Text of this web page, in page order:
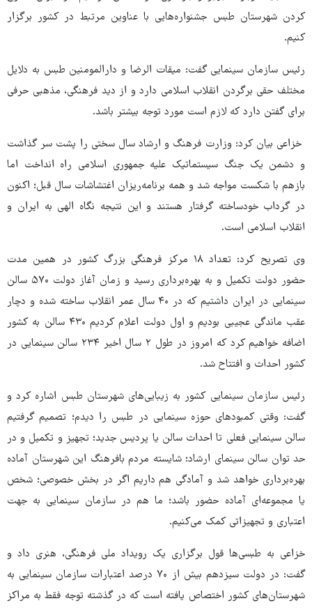
کردن شهرستان طبس جشنواره‌هایی با عناوین مرتبط در کشور برگزار
کنیم.
رئیس سازمان سینمایی ‌گفت: میقات الرضا و دارالمومنین طبس به دلایل
مختلف حقی برگردن انقلاب اسلامی دارد و از دید فرهنگی، مذهبی حرفی
برای گفتن دارد که لازم است مورد توجه بیشتر باشد.
خزاعی بیان کرد: وزارت فرهنگ و ارشاد سال سختی را پشت سر گذاشت
و دشمن یک جنگ سیستماتیک علیه جمهوری اسلامی راه انداخت اما
بازهم با شکست مواجه شد و همه برنامه‌ریزان اغتشاشات سال قبل؛ اکنون
در گرداب خودساخته گرفتار هستند و این نتیجه نگاه الهی به ایران و
انقلاب اسلامی است.
وی تصریح کرد: تعداد ۱۸ مرکز فرهنگی بزرگ کشور در همین مدت
حضور دولت تکمیل و به بهره‌برداری رسید و زمان آغاز دولت ۵۷۰ سالن
سینمایی در ایران داشتیم که در ۴۰ سال عمر انقلاب ساخته شده و دچار
عقب ماندگی عجیبی بودیم و اول دولت اعلام کردیم ۴۳۰ سالن به کشور
اضافه خواهیم کرد که امروز در طول ۲ سال اخیر ‌۲۳۴ سالن سینمایی در
کشور احداث و افتتاح شد.
رئیس سازمان سینمایی کشور به زیبایی‌های شهرستان طبس اشاره کرد و
گفت: وقتی کمبودهای حوزه سینمایی در طبس را دیدم؛ تصمیم گرفتیم
سالن سینمایی فعلی تا احداث سالن یا پردیس جدید؛ تجهیز و تکمیل و در
حد توان سالن سینمای ارشاد؛ شایسته مردم بافرهنگ این شهرستان آماده
بهره‌برداری خواهد شد و آمادگی هم داریم اگر در بخش خصوصی؛ شخص
یا مجموعه‌ای آماده حضور باشد؛ ما هم در سازمان سینمایی به جهت
اعتباری و تجهیزاتی کمک می‌کنیم.
خزاعی به طبسی‌ها قول برگزاری یک رویداد ملی فرهنگی، هنری داد و
گفت: در دولت سیزدهم بیش از ۷۰ درصد اعتبارات سازمان سینمایی به
شهرستان‌های کشور اختصاص یافته است که در گذشته توجه فقط به مراکز